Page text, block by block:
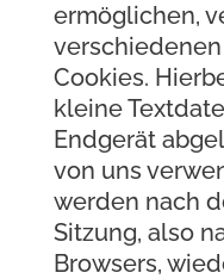
ermöglichen,
Cookies.
kleine
Endgerät
von uns
werden nach
Sitzung, also
Browsers,